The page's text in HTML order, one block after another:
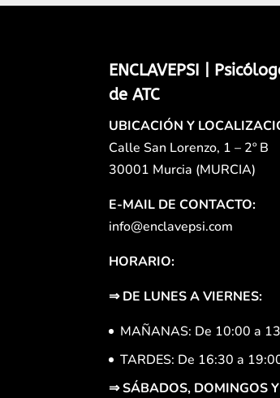
ENCLAVEPSI |
de ATC
UBICACIÓN Y
Calle San Lorenzo, 1 – 2º B
30001 Murcia (MURCIA)
E-MAIL DE CONTACTO:
info@enclavepsi.com
HORARIO:
⇒DE LUNES A VIERNES:
MAÑANAS: De 10:00 a
TARDES: De 16:30 a
⇒SÁBADOS, DOMINGOS